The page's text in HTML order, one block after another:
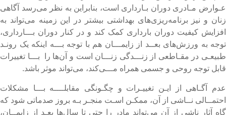
مـادری دوران بـارداری است، بنابراین به نظر می‌رسد آگاهی
و نیز برنامه‌ریزی‌های بهداشتی بیشتر در این زمینه می‌تواند به
کیفیت دوران بارداری کمک کند و در کنار دوران بـــارداری،
به ورزش‌های بعــد از زایمـــان هم با توجه بـــه اینکه یک رونـد
در مقـاطعی از زنـــدگی زنـــان است و آن‌ها را بـــا تغییرات
توجه روحی و جسمی همراه مـــی‌کند، می‌تواند موثر باشد.
آگـاهی از ایـن تغییـرات و چگـونگی مقابلــــه بـــا مشکلات
نــاشی از آن، ممکـن اسـت منجـر بـه بروز صدماتی شود که
آثار ناشی از آن می‌تواند مادر را حتی تا سال‌ها بعـد از زایمــان،